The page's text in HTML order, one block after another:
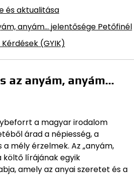
és aktualitása
anyám… jelentősége Petőfinél
(GYIK)
az anyám, anyám…
a magyar irodalom
árad a népiesség, a
mély érzelmek. Az „anyám,
költő lírájának egyik
amely az anyai szeretet és a